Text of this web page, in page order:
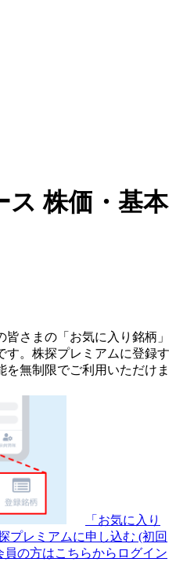
ス株価・基本
皆さまの 「お気に入り銘柄」
。 株探プレミアムに登録す
を無制限でご利用いただけま
「お気に入り
プレミアムに申し込む (初回
員の方はこちらからログイン